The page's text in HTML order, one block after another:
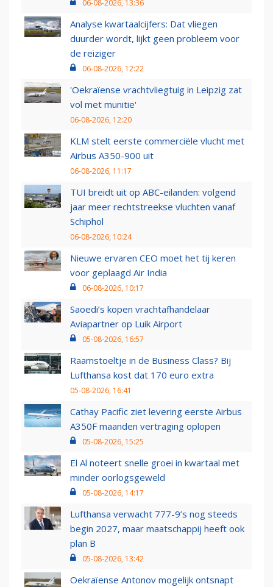
06-08-2026, 13:36
Analyse kwartaalcijfers: Dat vliegen
duurder wordt, lijkt geen probleem voor
de reiziger
06-08-2026, 12:22
'Oekraïense vrachtvliegtuig in Leipzig zat
vol met munitie'
06-08-2026, 12:20
KLM stelt eerste commerciële vlucht met
Airbus A350-900 uit
06-08-2026, 11:17
TUI breidt uit op ABC-eilanden: volgend
jaar meer rechtstreekse vluchten vanaf
Schiphol
06-08-2026, 10:24
Nieuwe ervaren CEO moet het tij keren
voor geplaagd Air India
06-08-2026, 10:17
Saoedi’s kopen vrachtafhandelaar
Aviapartner op Luik Airport
05-08-2026, 16:57
Raamstoeltje in de Business Class? Bij
Lufthansa kost dat 170 euro extra
05-08-2026, 16:41
Cathay Pacific ziet levering eerste Airbus
A350F maanden vertraging oplopen
05-08-2026, 15:25
El Al noteert snelle groei in kwartaal met
minder oorlogsgeweld
05-08-2026, 14:17
Lufthansa verwacht 777-9’s nog steeds
begin 2027, maar maatschappij heeft ook
plan B
05-08-2026, 13:42
Oekraïense Antonov mogelijk ontsnapt